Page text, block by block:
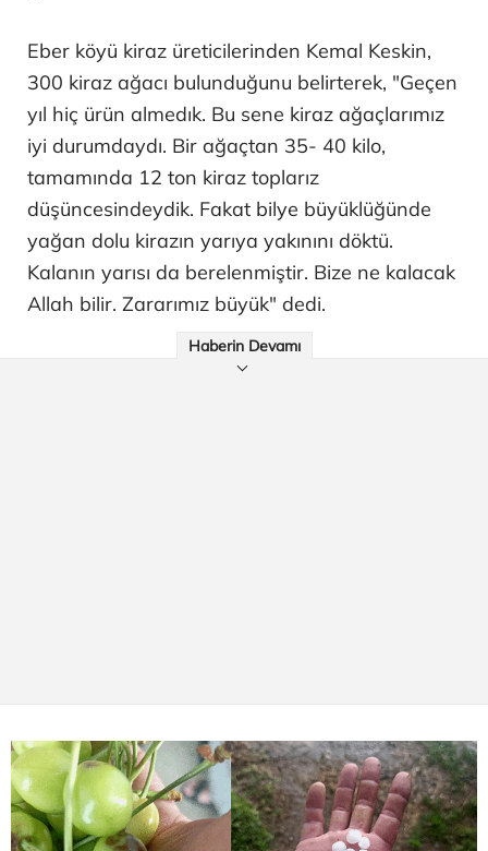
Eber köyü kiraz üreticilerinden Kemal Keskin,
300 kiraz ağacı bulunduğunu belirterek, "Geçen
yıl hiç ürün almedık. Bu sene kiraz ağaçlarımız
iyi durumdaydı. Bir ağaçtan 35- 40 kilo,
tamamında 12 ton kiraz toplarız
düşüncesindeydik. Fakat bilye büyüklüğünde
yağan dolu kirazın yarıya yakınını döktü.
Kalanın yarısı da berelenmiştir. Bize ne kalacak
Allah bilir. Zararımız büyük" dedi.
Haberin Devamı